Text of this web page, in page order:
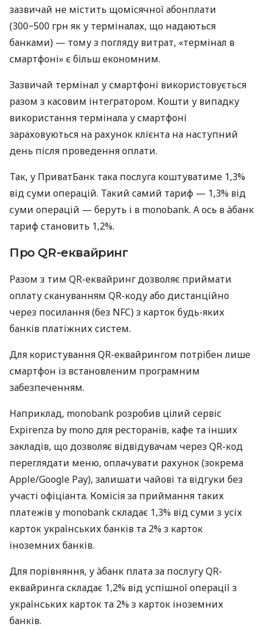
зазвичай не містить щомісячної абонплати
(300−500 грн як у терміналах, що надаються
банками) — тому з погляду витрат, «термінал в
смартфоні» є більш економним.
Зазвичай термінал у смартфоні використовується
разом з касовим інтегратором. Кошти у випадку
використання термінала у смартфоні
зараховуються на рахунок клієнта на наступний
день після проведення оплати.
Так, у ПриватБанк така послуга коштуватиме 1,3%
від суми операцій. Такий самий тариф — 1,3% від
суми операцій — беруть і в monobank. А ось в àбанк
тариф становить 1,2%.
Про QR-еквайринг
Разом з тим QR-еквайринг дозволяє приймати
оплату скануванням QR-коду або дистанційно
через посилання (без NFC) з карток будь-яких
банків платіжних систем.
Для користування QR-еквайрингом потрібен лише
смартфон із встановленим програмним
забезпеченням.
Наприклад, monobank розробив цілий сервіс
Expirenza by mono для ресторанів, кафе та інших
закладів, що дозволяє відвідувачам через QR-код
переглядати меню, оплачувати рахунок (зокрема
Apple/Google Pay), залишати чайові та відгуки без
участі офіціанта. Комісія за приймання таких
платежів у monobank складає 1,3% від суми з усіх
карток українських банків та 2% з карток
іноземних банків.
Для порівняння, у àбанк плата за послугу QR-
еквайринга складає 1,2% від успішної операції з
українських карток та 2% з карток іноземних
банків.